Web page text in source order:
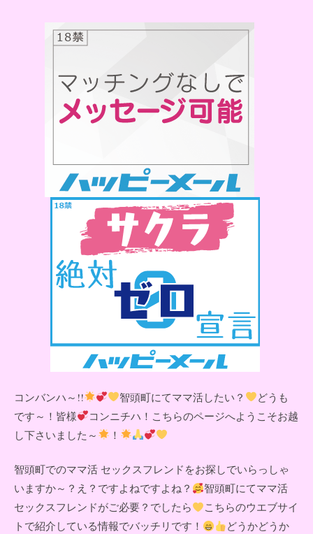
コンバンハ～!! 智頭町にてママ活したい？
どうも
です～！皆様
コンニチハ！こちらのページへようこそお越
し下さいました～
！
智頭町でのママ活 セックスフレンドをお探しでいらっしゃ
いますか～？え？ですよねですよね？
智頭町にてママ活
セックスフレンドがご必要？でしたら
こちらのウエブサイ
トで紹介している情報でバッチリです！
どうかどうか